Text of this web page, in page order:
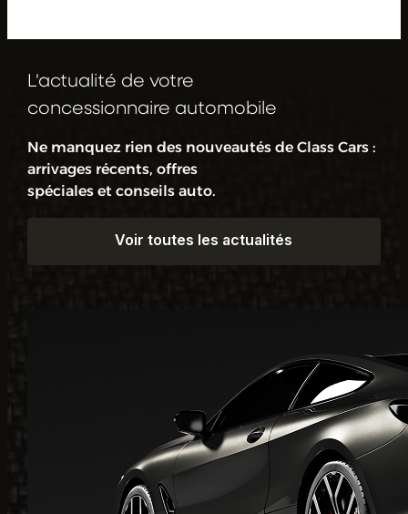
L'actualité de votre
concessionnaire automobile
Ne manquez rien des nouveautés de Class Cars :
arrivages récents, offres
spéciales et conseils auto.
Voir toutes les actualités